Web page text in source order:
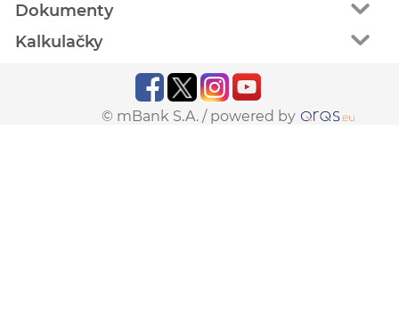
Dokumenty
Kalkulačky
© mBank S.A. / powered by